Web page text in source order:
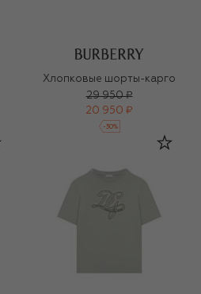
Хлопковые шорты-карго
29 950 ₽
20 950 ₽
-30%